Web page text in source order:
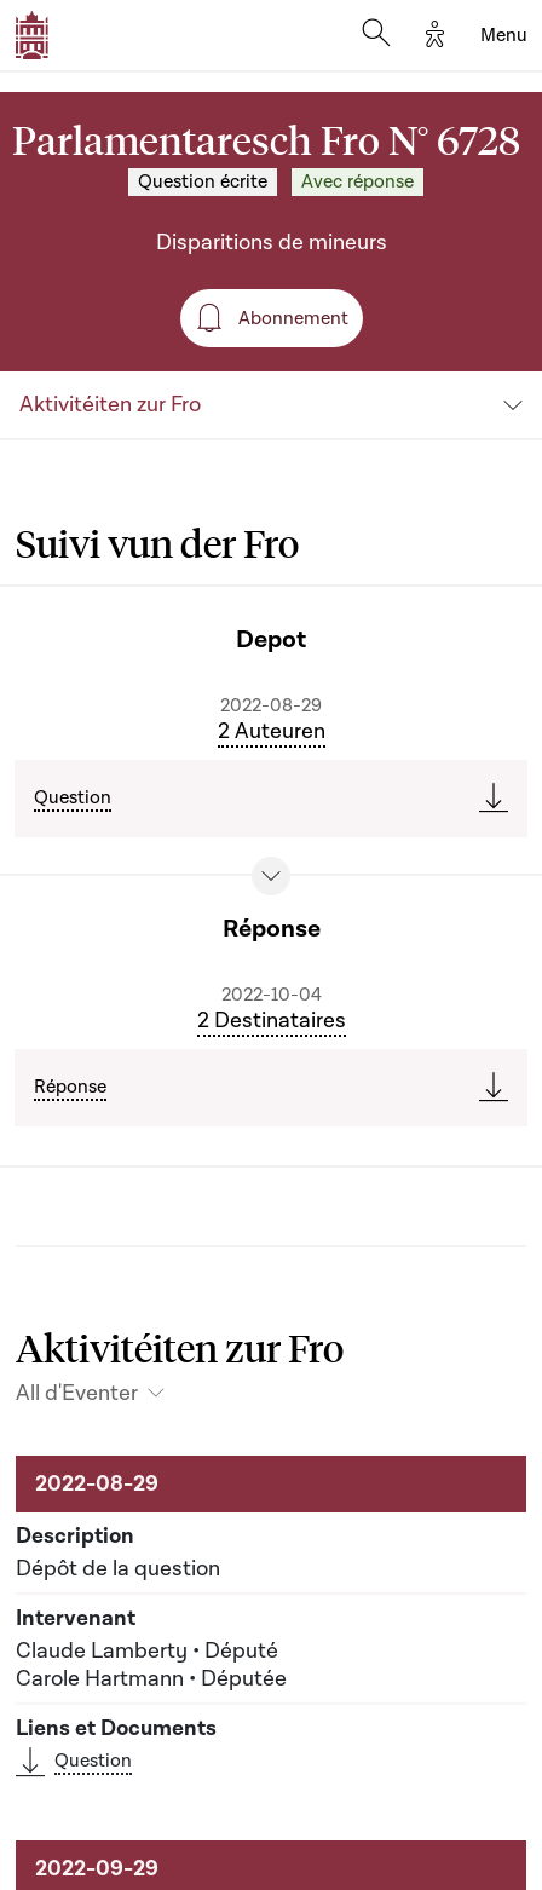
Options
Menu
Parlamentaresch Fro N° 6728
Question écrite Avec réponse
Disparitions de mineurs
Abonnement
Abonnement
Aktivitéiten zur Fro
Suivi vun der Fro
Depot
2022-08-29
2 Auteuren
Question
Réponse
2022-10-04
2 Destinataires
Réponse
Aktivitéiten zur Fro
All d'Eventer
Aktivitéiten um Dossier
Dépôt de la question
Claude Lamberty • Député
Carole Hartmann • Députée
Question